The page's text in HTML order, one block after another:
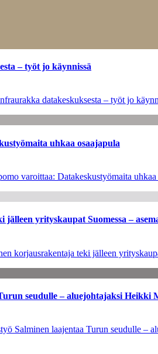
– työt jo käynnissä
datakeskuksesta – työt jo
uhkaa osaajapula
varoittaa: Datakeskustyömaita uhkaa
yrityskaupat Suomessa –
korjausrakentaja teki jälleen
seudulle – aluejohtajaksi Heikki
Salminen laajentaa Turun seudulle –